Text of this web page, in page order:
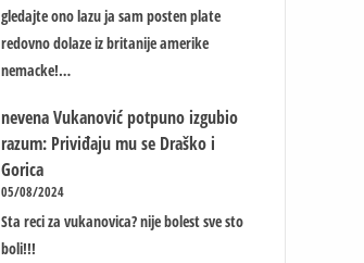
gledajte ono lazu ja sam posten plate
redovno dolaze iz britanije amerike
nemacke!…
nevena Vukanović potpuno izgubio
razum: Priviđaju mu se Draško i
Gorica
05/08/2024
Sta reci za vukanovica? nije bolest sve sto
boli!!!